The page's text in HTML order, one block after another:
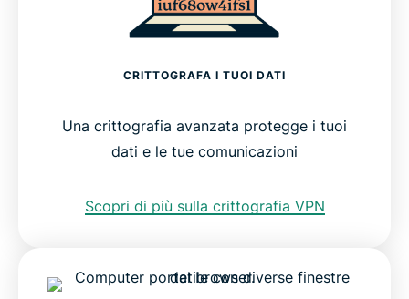
CRITTOGRAFA I TUOI DATI
Una crittografia avanzata protegge i tuoi
dati e le tue comunicazioni
Scopri di più sulla crittografia VPN